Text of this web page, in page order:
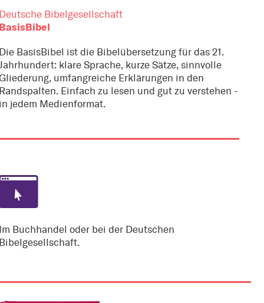
Bibelgesellschaft
BasisBibel ist die Bibelübersetzung für das 21.
klare Sprache, kurze Sätze, sinnvolle
umfangreiche Erklärungen in den
Einfach zu lesen und gut zu verstehen -
jedem Medienformat.
Buchhandel oder bei der Deutschen